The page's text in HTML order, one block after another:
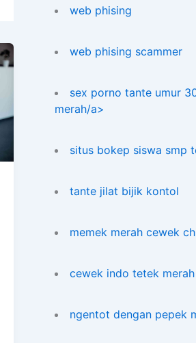
web phising
web phising scammer
sex porno tante umur
merah/a>
situs bokep siswa smp
tante jilat bijik kontol
memek merah cewek
cewek indo tetek
ngentot dengan pepek